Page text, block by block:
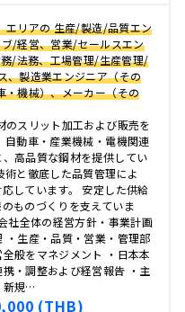
エリアの 生産/製造/品質エン
/経営、営業/セールスエン
/法務、工場管理/生産管理/
、製造業エンジニア（その
・機械）、メーカー（その
のスリット加工および販売を
自動車・産業機械・電機関連
高品質な鋼材を提供してい
術と徹底した品質管理によ
しています。 安定した供給
ものづくりを支えていま
社全体の経営方針・事業計画
・生産・品質・営業・管理部
般をマネジメント ・日本本
・調整および経営報告 ・主
新規…
(THB)